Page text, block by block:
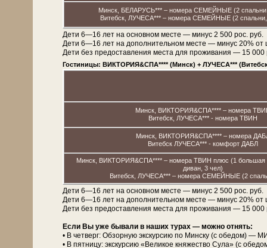
Минск, БЕЛАРУСЬ*** – номера СЕМЕЙНЫЕ (2
Витебск, ЛУЧЕСА*** – номера СЕМЕЙНЫЕ (2 спальни,
Дети 6—16 лет на основном месте — минус 2 500 рос. руб.
Дети 6—16 лет на дополнительном месте — минус 20% от
Дети без предоставления места для проживания — 15 000
Гостиницы: ВИКТОРИЯ&СПА**** (Минск) + ЛУЧЕСА***
Минск, ВИКТОРИЯ&СПА**** – номера
Витебск, ЛУЧЕСА*** - номера ТВИН
Минск, ВИКТОРИЯ&СПА**** – номера
Витебск ЛУЧЕСА*** - комфорт ДАБЛ
Минск, ВИКТОРИЯ&СПА**** – номера ТВИН плюс (1 большая
диван, 3 чел)
Витебск, ЛУЧЕСА*** – номера СЕМЕЙНЫЕ (2
Дети 6—16 лет на основном месте — минус 2 500 рос. руб.
Дети 6—16 лет на дополнительном месте — минус 20% от
Дети без предоставления места для проживания — 15 000
Если Вы уже бывали в наших турах — можно отнять:
• В четверг: Обзорную экскурсию по Минску (с обедом) —
• В пятницу: экскурсию «Великое княжество Сула» (с